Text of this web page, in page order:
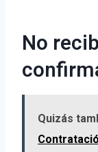
No
Quizás